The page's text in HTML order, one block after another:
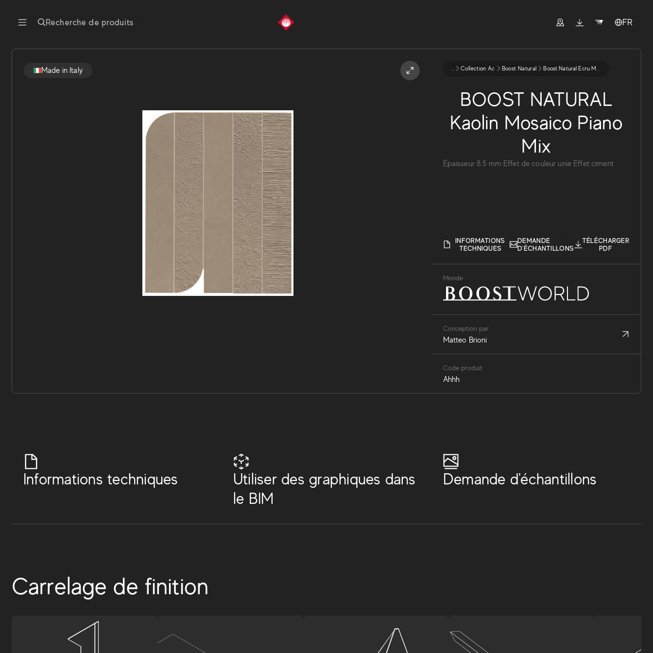
Recherche de produits FR
Made in Italy ... Collection Ac Boost Natural Boost Natural Ecru Mosaico Piano Mix
BOOST NATURAL
Kaolin Mosaico Piano
Mix
Épaisseur 8.5 mm Effet de couleur unie Effet ciment
INFORMATIONS
TECHNIQUES
DEMANDE
D'ÉCHANTILLONS
TÉLÉCHARGER
PDF
Monde
Conception par
Matteo Brioni
Code produit
Ahhh
Informations techniques
Utiliser des graphiques dans
le BIM
Demande d'échantillons
Carrelage de finition